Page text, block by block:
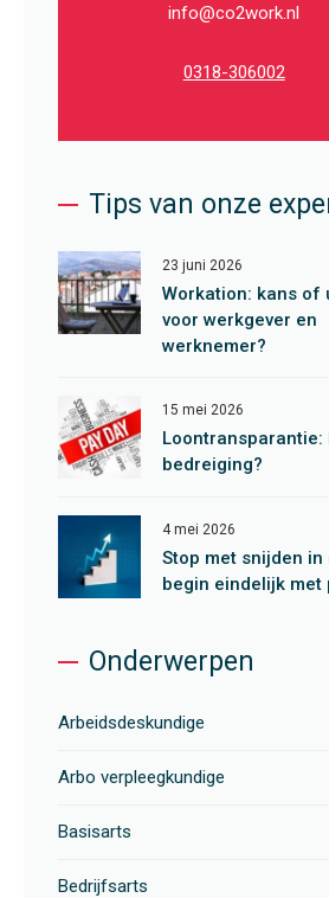
info@co2work.nl
0318-306002
Tips van onze
23 juni 2026
Workation: kans of
voor werkgever en
werknemer?
15 mei 2026
Loontransparantie:
bedreiging?
4 mei 2026
Stop met snijden in
begin eindelijk met
Onderwerpen
Arbeidsdeskundige
Arbo verpleegkundige
Basisarts
Bedrijfsarts